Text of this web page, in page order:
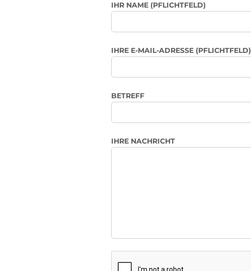
IHR NAME (PFLICHTFELD)
IHRE E-MAIL-ADRESSE (PFLICHTFELD)
BETREFF
IHRE NACHRICHT